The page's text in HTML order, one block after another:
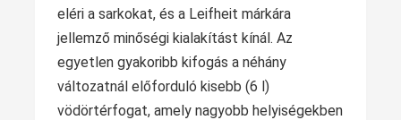
eléri a sarkokat, és a Leifheit márkára
jellemző minőségi kialakítást kínál. Az
egyetlen gyakoribb kifogás a néhány
változatnál előforduló kisebb (6 l)
vödörtérfogat, amely nagyobb helyiségekben